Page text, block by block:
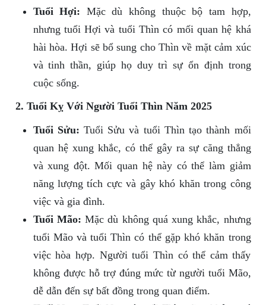
Tuổi Hợi: Mặc dù không thuộc bộ tam hợp,
nhưng tuổi Hợi và tuổi Thìn có mối quan hệ khá
hài hòa. Hợi sẽ bổ sung cho Thìn về mặt cảm xúc
và tinh thần, giúp họ duy trì sự ổn định trong
cuộc sống.
2. Tuổi Kỵ Với Người Tuổi Thìn Năm 2025
Tuổi Sửu: Tuổi Sửu và tuổi Thìn tạo thành mối
quan hệ xung khắc, có thể gây ra sự căng thẳng
và xung đột. Mối quan hệ này có thể làm giảm
năng lượng tích cực và gây khó khăn trong công
việc và gia đình.
Tuổi Mão: Mặc dù không quá xung khắc, nhưng
tuổi Mão và tuổi Thìn có thể gặp khó khăn trong
việc hòa hợp. Người tuổi Thìn có thể cảm thấy
không được hỗ trợ đúng mức từ người tuổi Mão,
dễ dẫn đến sự bất đồng trong quan điểm.